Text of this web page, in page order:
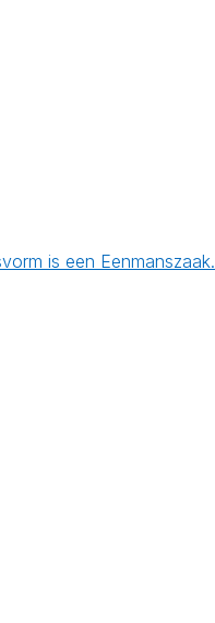
is een Eenmanszaak.